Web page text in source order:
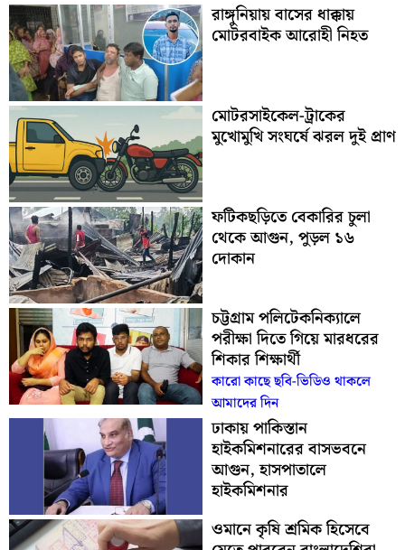
রাঙ্গুনিয়ায় বাসের ধাক্কায়
মোটরবাইক আরোহী নিহত
মোটরসাইকেল-ট্রাকের
মুখোমুখি সংঘর্ষে ঝরল দুই প্রাণ
ফটিকছড়িতে বেকারির চুলা
থেকে আগুন, পুড়ল ১৬
দোকান
চট্টগ্রাম পলিটেকনিক্যালে
পরীক্ষা দিতে গিয়ে মারধরের
শিকার শিক্ষার্থী
কারো কাছে ছবি-ভিডিও থাকলে
আমাদের দিন
ঢাকায় পাকিস্তান
হাইকমিশনারের বাসভবনে
আগুন, হাসপাতালে
হাইকমিশনার
ওমানে কৃষি শ্রমিক হিসেবে